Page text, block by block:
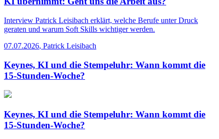
Interview Patrick Leisibach erklärt, welche Berufe unter Druck
geraten und warum Soft Skills wichtiger werden.
07.07.2026, Patrick Leisibach
Keynes, KI und die Stempeluhr: Wann kommt die
15-Stunden-Woche?
Keynes, KI und die Stempeluhr: Wann kommt die
15-Stunden-Woche?